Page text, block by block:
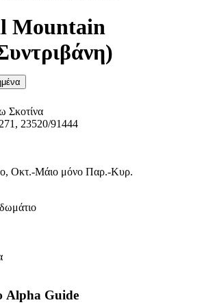
Mountain
Σκοτίνα
23520/91444
Οκτ.-Μάιο μόνο Παρ.-Κυρ.
Alpha Guide